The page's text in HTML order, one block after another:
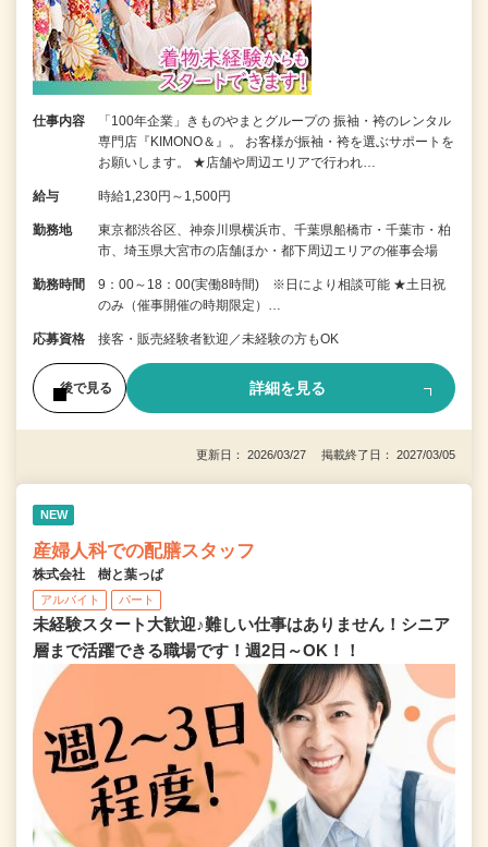
仕事内容
「100年企業」きものやまとグループの 振袖・袴のレンタル
専門店『KIMONO＆』。 お客様が振袖・袴を選ぶサポートを
お願いします。 ★店舗や周辺エリアで行われ…
給与 時給1,230円～1,500円
勤務地
東京都渋谷区、神奈川県横浜市、千葉県船橋市・千葉市・柏
市、埼玉県大宮市の店舗ほか・都下周辺エリアの催事会場
勤務時間
9：00～18：00(実働8時間) ※日により相談可能 ★土日祝
のみ（催事開催の時期限定）…
応募資格 接客・販売経験者歓迎／未経験の方もOK
後で見る 詳細を見る
更新日： 2026/03/27 掲載終了日： 2027/03/05
NEW
産婦人科での配膳スタッフ
株式会社 樹と葉っぱ
アルバイト パート
未経験スタート大歓迎♪難しい仕事はありません！シニア
層まで活躍できる職場です！週2日～OK！！